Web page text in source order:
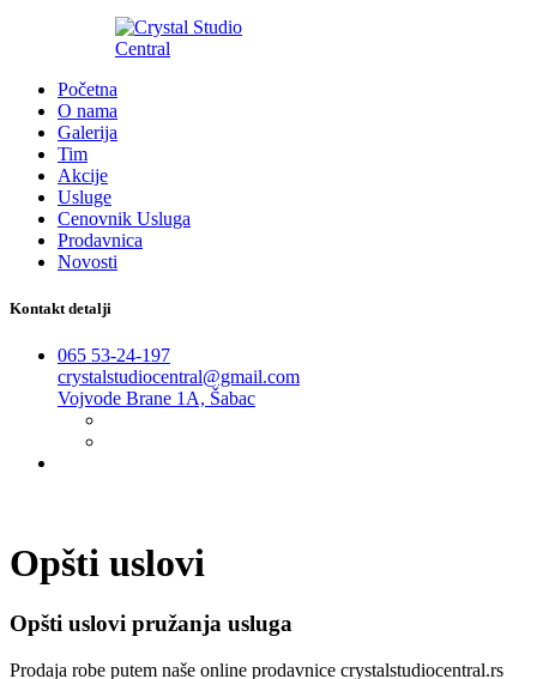
Početna
O nama
Galerija
Tim
Akcije
Usluge
Cenovnik Usluga
Prodavnica
Novosti
Kontakt detalji
065 53-24-197
crystalstudiocentral@gmail.com
Vojvode Brane 1A, Šabac
Opšti uslovi
Opšti uslovi pružanja usluga
Prodaja robe putem naše online prodavnice crystalstudiocentral.rs